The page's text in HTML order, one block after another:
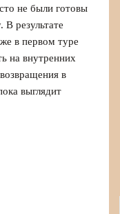
не были готовы
результате
в первом туре
на внутренних
в
выглядит